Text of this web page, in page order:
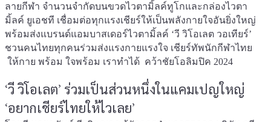
ลายกีฬา จำนวนจำกัดบนขวดไวตามิ้ลค์ทูโกและกล่องไวตา
มิ้ลค์ ยูเอชที เชื่อมต่อทุกแรงเชียร์ให้เป็นพลังกายใจอันยิ่งใหญ่
พร้อมส่งแบรนด์แอมบาสเดอร์ไวตามิ้ลค์ ‘วี วิโอเลต วอเทียร์’
ชวนคนไทยทุกคนร่วมส่งแรงกายแรงใจ เชียร์ทัพนักกีฬาไทย
ให้กาย พร้อม ใจพร้อม เราทำได้ คว้าชัยโอลิมปิค 2024
‘วี วิโอเลต’ ร่วมเป็นส่วนหนึ่งในแคมเปญใหญ่
‘อยากเชียร์ไทยให้ไวเลย’